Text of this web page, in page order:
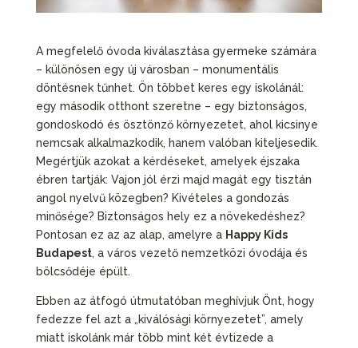
A megfelelő óvoda kiválasztása gyermeke számára
– különösen egy új városban – monumentális
döntésnek tűnhet. Ön többet keres egy iskolánál:
egy második otthont szeretne – egy biztonságos,
gondoskodó és ösztönző környezetet, ahol kicsinye
nemcsak alkalmazkodik, hanem valóban kiteljesedik.
Megértjük azokat a kérdéseket, amelyek éjszaka
ébren tartják: Vajon jól érzi majd magát egy tisztán
angol nyelvű közegben? Kivételes a gondozás
minősége? Biztonságos hely ez a növekedéshez?
Pontosan ez az az alap, amelyre a Happy Kids
Budapest, a város vezető nemzetközi óvodája és
bölcsődéje épült.
Ebben az átfogó útmutatóban meghívjuk Önt, hogy
fedezze fel azt a „kiválósági környezetet”, amely
miatt iskolánk már több mint két évtizede a